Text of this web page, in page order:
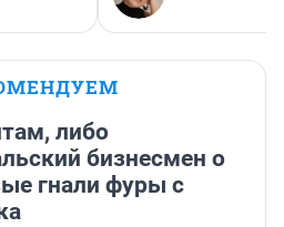
либо
бизнесмен о
гнали фуры с